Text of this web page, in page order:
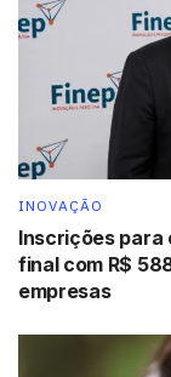
Preço sugerido:
UE Mega Boom
INOVAÇÃO
Inscrições para
final com R$
empresas